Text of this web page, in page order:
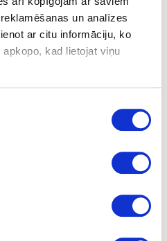
un analīzes
ar citu informāciju, ko
kad lietojat viņu
4
m